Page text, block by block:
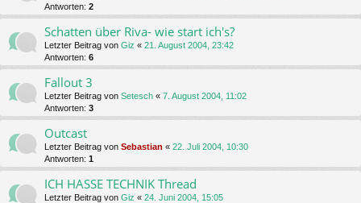
Antworten: 2
Schatten über Riva- wie start ich's?
Letzter Beitrag von Giz « 21. August 2004, 23:42
Antworten: 6
Fallout 3
Letzter Beitrag von Setesch « 7. August 2004, 11:02
Antworten: 3
Outcast
Letzter Beitrag von Sebastian « 22. Juli 2004, 10:30
Antworten: 1
ICH HASSE TECHNIK Thread
Letzter Beitrag von Giz « 24. Juni 2004, 15:05